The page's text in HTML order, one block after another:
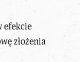
efekcie
złożenia